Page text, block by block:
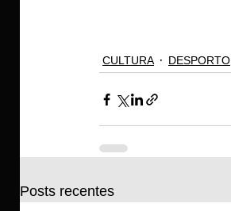
CULTURA DESPORTO
Posts recentes